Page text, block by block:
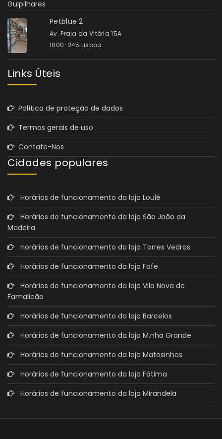
Petblue 2
Av. Praia da Vitória 15A
1000-245 Lisboa
Links Úteis
Política de proteção de dados
Termos gerais de uso
Contate-Nos
Cidades populares
Horários de funcionamento da loja Loulé
Horários de funcionamento da loja São João da
Madeira
Horários de funcionamento da loja Torres Vedras
Horários de funcionamento da loja Fafe
Horários de funcionamento da loja Vila Nova de
Famalicão
Horários de funcionamento da loja Barcelos
Horários de funcionamento da loja M.nha Grande
Horários de funcionamento da loja Matosinhos
Horários de funcionamento da loja Fátima
Horários de funcionamento da loja Mirandela